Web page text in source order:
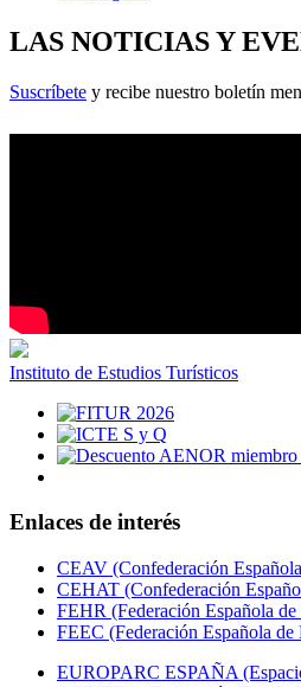
LAS NOTICIAS Y
Suscríbete y recibe nuestro boletín
Instituto de Estudios Turísticos
Enlaces de interés
CEAV (Confederación
CEHAT (Confederación
FEHR (Federación Española
FEEC (Federación Española de
EUROPARC ESPAÑA